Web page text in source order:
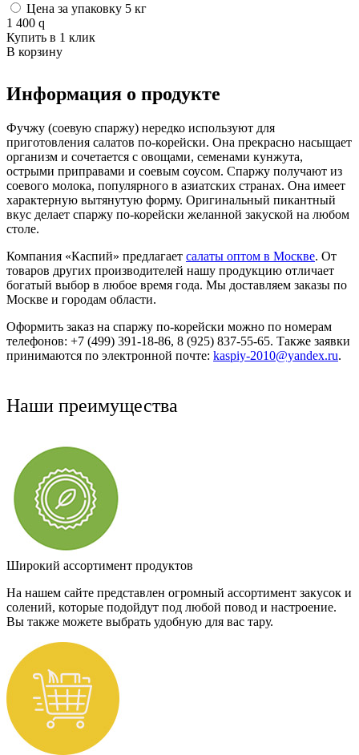
Цена за упаковку 5 кг
1 400 q
Купить в 1 клик
В корзину
Информация о продукте
Фучжу (соевую спаржу) нередко используют для
приготовления салатов по-корейски. Она прекрасно насыщает
организм и сочетается с овощами, семенами кунжута,
острыми приправами и соевым соусом. Спаржу получают из
соевого молока, популярного в азиатских странах. Она имеет
характерную вытянутую форму. Оригинальный пикантный
вкус делает спаржу по-корейски желанной закуской на любом
столе.
Компания «Каспий» предлагает салаты оптом в Москве. От
товаров других производителей нашу продукцию отличает
богатый выбор в любое время года. Мы доставляем заказы по
Москве и городам области.
Оформить заказ на спаржу по-корейски можно по номерам
телефонов: +7 (499) 391-18-86, 8 (925) 837-55-65. Также заявки
принимаются по электронной почте: kaspiy-2010@yandex.ru.
Наши преимущества
Широкий ассортимент продуктов
На нашем сайте представлен огромный ассортимент закусок и
солений, которые подойдут под любой повод и настроение.
Вы также можете выбрать удобную для вас тару.